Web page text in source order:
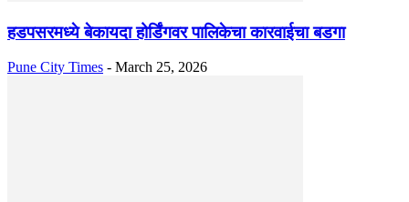
हडपसरमध्ये बेकायदा होर्डिंगवर पालिकेचा कारवाईचा बडगा
Pune City Times - March 25, 2026